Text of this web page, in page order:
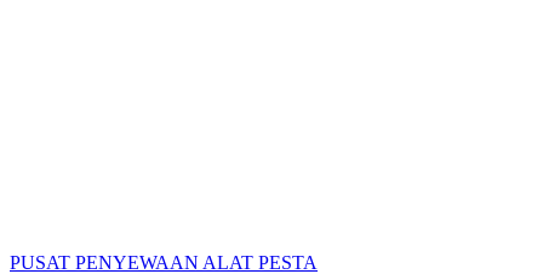
PUSAT PENYEWAAN ALAT PESTA